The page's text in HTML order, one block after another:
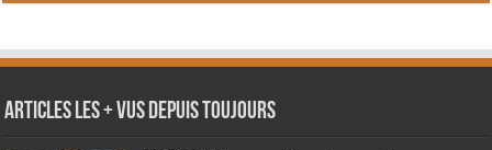
Articles les + vus depuis toujours